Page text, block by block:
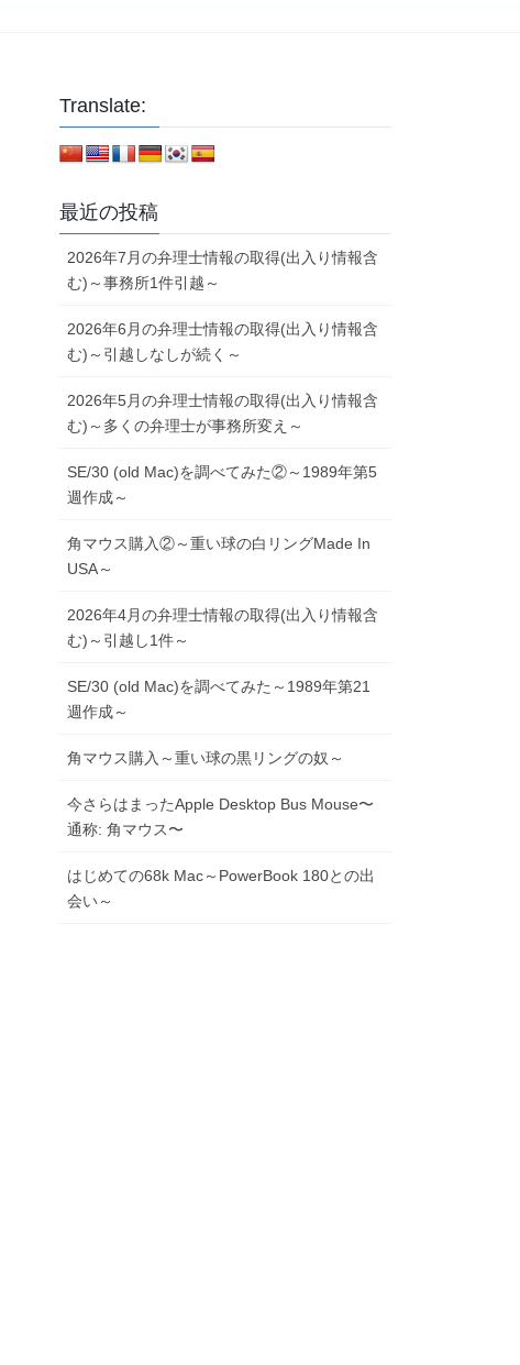
Translate:
最近の投稿
2026年7月の弁理士情報の取得(出入り情報含
む)～事務所1件引越～
2026年6月の弁理士情報の取得(出入り情報含
む)～引越しなしが続く～
2026年5月の弁理士情報の取得(出入り情報含
む)～多くの弁理士が事務所変え～
SE/30 (old Mac)を調べてみた②～1989年第5
週作成～
角マウス購入②～重い球の白リングMade In
USA～
2026年4月の弁理士情報の取得(出入り情報含
む)～引越し1件～
SE/30 (old Mac)を調べてみた～1989年第21
週作成～
角マウス購入～重い球の黒リングの奴～
今さらはまったApple Desktop Bus Mouse〜
通称: 角マウス〜
はじめての68k Mac～PowerBook 180との出
会い～